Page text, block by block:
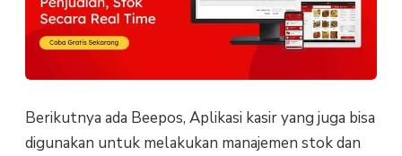
Berikutnya ada Beepos, Aplikasi kasir yang juga bisa
digunakan untuk melakukan manajemen stok dan